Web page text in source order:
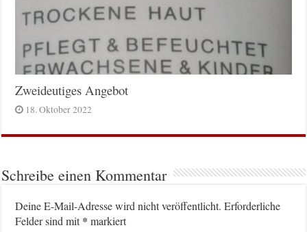
Zweideutiges Angebot
18. Oktober 2022
Schreibe einen Kommentar
Deine E-Mail-Adresse wird nicht veröffentlicht. Erforderliche
Felder sind mit* markiert